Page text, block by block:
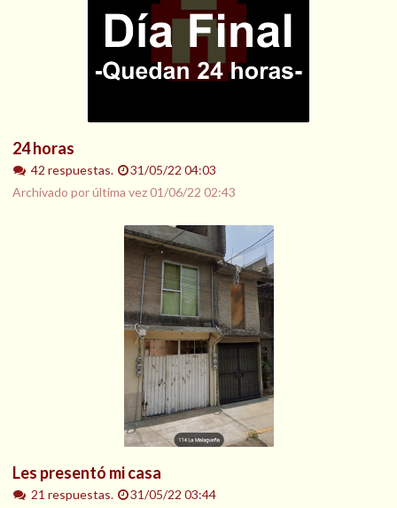
24 horas
42 respuestas.
31/05/22 04:03
Archivado por última vez01/06/22 02:43
Les presentó mi casa
21 respuestas.
31/05/22 03:44